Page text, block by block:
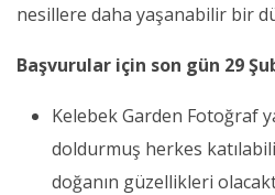
nesillere daha yaşanabilir bir
Başvurular için son gün 29
Kelebek Garden Fotoğraf
doldurmuş herkes
doğanın güzellikleri